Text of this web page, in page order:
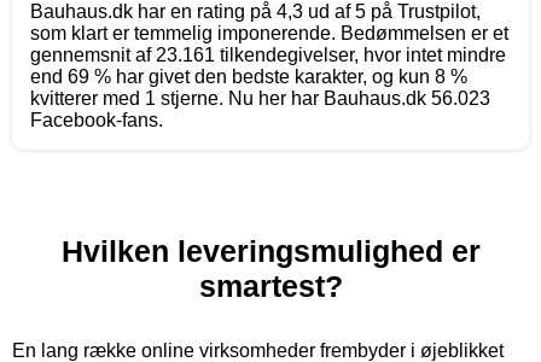
Bauhaus.dk har en rating på 4,3 ud af 5 på Trustpilot,
som klart er temmelig imponerende. Bedømmelsen er et
gennemsnit af 23.161 tilkendegivelser, hvor intet mindre
end 69 % har givet den bedste karakter, og kun 8 %
kvitterer med 1 stjerne. Nu her har Bauhaus.dk 56.023
Facebook-fans.
Hvilken leveringsmulighed er
smartest?
En lang række online virksomheder frembyder i øjeblikket